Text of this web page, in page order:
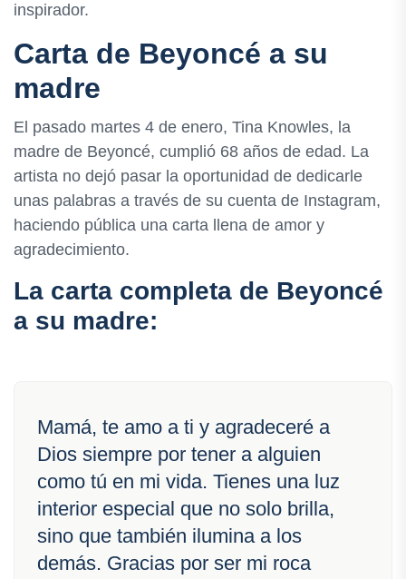
inspirador.
Carta de Beyoncé a su
madre
El pasado martes 4 de enero, Tina Knowles, la
madre de Beyoncé, cumplió 68 años de edad. La
artista no dejó pasar la oportunidad de dedicarle
unas palabras a través de su cuenta de Instagram,
haciendo pública una carta llena de amor y
agradecimiento.
La carta completa de Beyoncé
a su madre:
Mamá, te amo a ti y agradeceré a
Dios siempre por tener a alguien
como tú en mi vida. Tienes una luz
interior especial que no solo brilla,
sino que también ilumina a los
demás. Gracias por ser mi roca